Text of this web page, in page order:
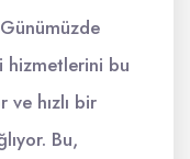
hizmetlerini bu
ve hızlı bir
Bu,